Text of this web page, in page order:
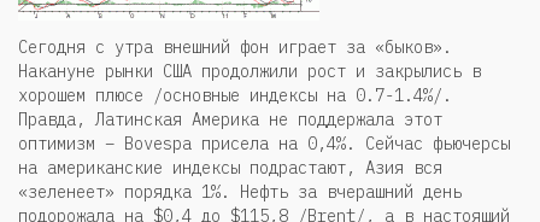
Сегодня с утра внешний фон играет за «быков».
Накануне рынки США продолжили рост и закрылись в
хорошем плюсе /основные индексы на 0.7-1.4%/.
Правда, Латинская Америка не поддержала этот
оптимизм – Bovespa присела на 0,4%. Сейчас фьючерсы
на американские индексы подрастают, Азия вся
«зеленеет» порядка 1%. Нефть за вчерашний день
подорожала на $0,4 до $115,8 /Brent/, а в настоящий